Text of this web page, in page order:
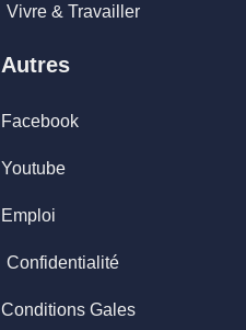
Vivre & Travailler
Autres
Facebook
Youtube
Emploi
Confidentialité
Conditions Gales